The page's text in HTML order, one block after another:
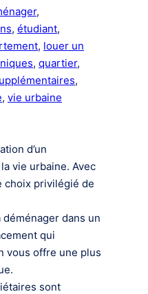
, étudiant
, louer un
, quartier
, vie urbaine
d’un
vie urbaine. Avec
choix privilégié de
dans un
qui
vous offre une plus
sont